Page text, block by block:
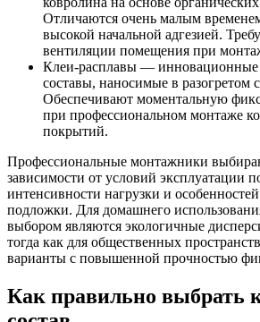
Отличаются очень малым
высокой начальной адгезией.
вентиляции помещения при
Клеи-расплавы — инновационные
составы, наносимые в разогретом
Обеспечивают моментальную
при профессиональном монтаже
покрытий.
Профессиональные монтажники
зависимости от условий эксплуатации
интенсивности нагрузки и
подложки. Для домашнего
выбором являются экологичные
тогда как для общественных
варианты с повышенной прочностью
Как правильно выбрать